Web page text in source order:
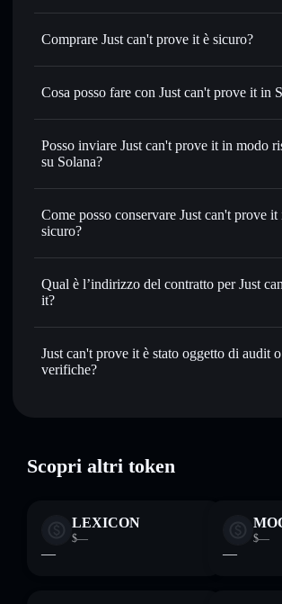
Comprare Just can't prove it è sicuro?
Just can't prove it token verificato
Cosa posso fare con Just can't prove it in
Just can't prove it
wallet Solflare
Scambiare istantaneamente— scambia
SOL, USDC o in migliaia di altri token
prezzo desiderato di DETECTIVE
Usare il DCA
DETECTIVE nel tempo
Inviare in modo riservato
— trasferisci
senza collegare pubblicamente i wallet usando
capitalizzazione di mercato e liquidità di
Conservare in modo sicuro
Posso inviare Just can't prove it in modo
su Solana?
wallet Solflare
Aggregatore
prove it
Come posso conservare Just can't prove
sicuro?
Just can't
Aggregatore di privacy
Qual è l’indirizzo del contratto per Just
it?
Just can't prove it è stato oggetto di audit o
verifiche?
Scopri altri token
LEXICON
$—
—
$—
—